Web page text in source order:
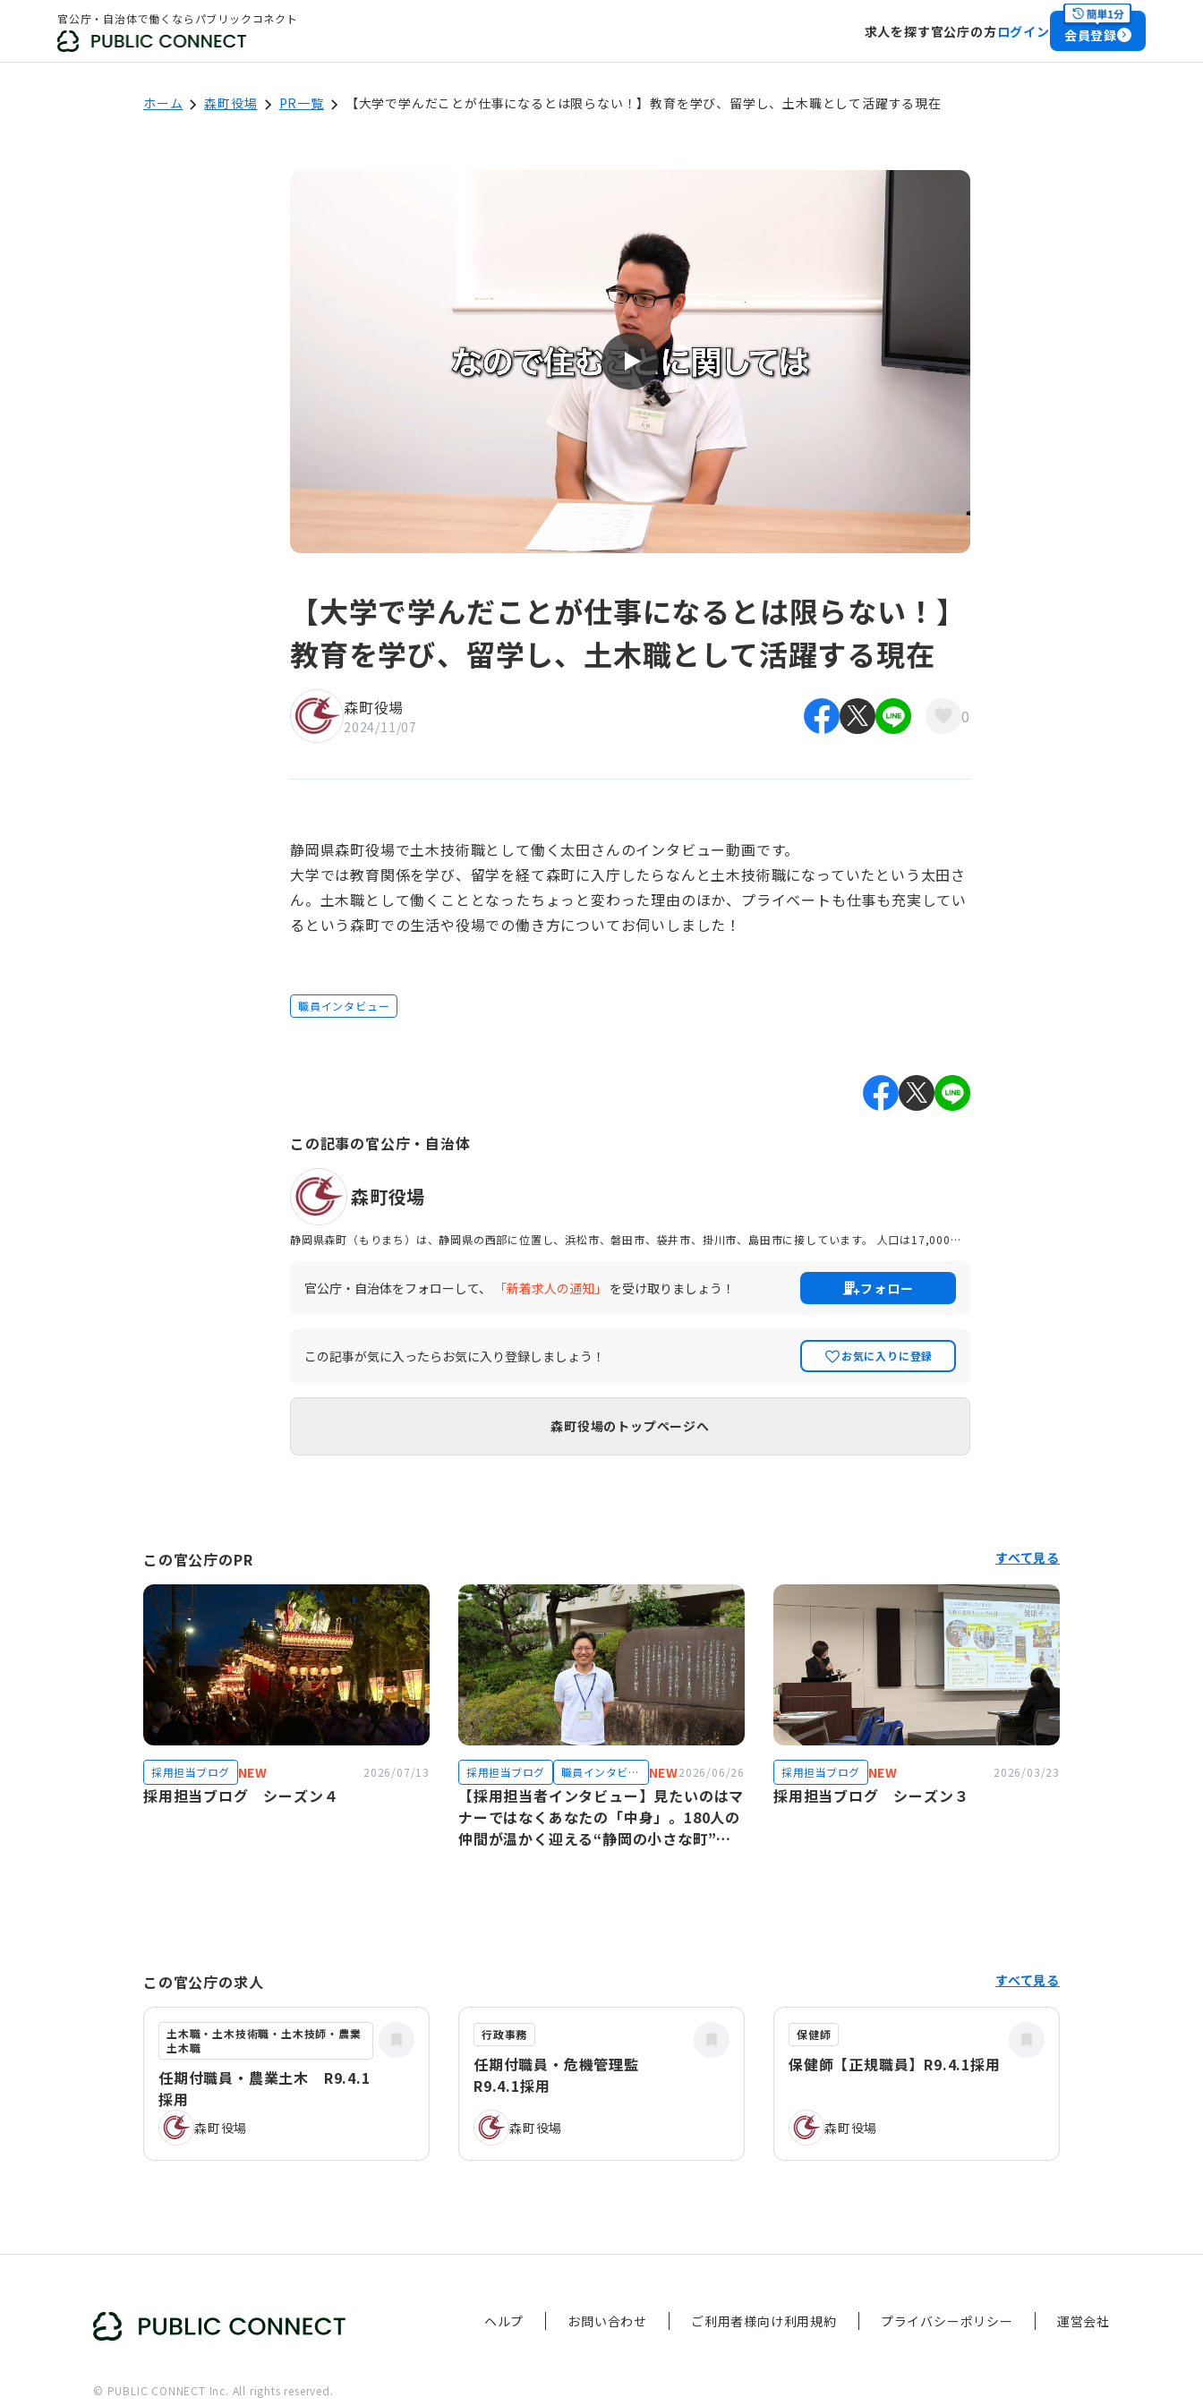
官公庁・自治体で働くならパブリックコネクト
求人を探す官公庁の方ログイン 会員登録
ホーム 森町役場 PR一覧 【大学で学んだことが仕事になるとは限らない！】教育を学び、留学し、土木職として活躍する現在
【大学で学んだことが仕事になるとは限らない！】
教育を学び、留学し、土木職として活躍する現在
森町役場
2024/11/07 0
静岡県森町役場で土木技術職として働く太田さんのインタビュー動画です。
大学では教育関係を学び、留学を経て森町に入庁したらなんと土木技術職になっていたという太田さ
ん。土木職として働くこととなったちょっと変わった理由のほか、プライベートも仕事も充実してい
るという森町での生活や役場での働き方についてお伺いしました！
職員インタビュー
この記事の官公庁・自治体
森町役場
静岡県森町（もりまち）は、静岡県の西部に位置し、浜松市、磐田市、袋井市、掛川市、島田市に接しています。 人口は17,000人
ービス、町営バス）が通っています。
官公庁・自治体をフォローして、 「新着求人の通知」 を受け取りましょう！ フォロー
この記事が気に入ったらお気に入り登録しましょう！ お気に入りに登録
森町役場のトップページへ
この官公庁のPR すべて見る
採用担当ブログ シーズン４
採用担当ブログ NEW 2026/07/13
【採用担当者インタビュー】見たいのはマ
ナーではなくあなたの「中身」。180人の
仲間が温かく迎える“静岡の小さな町”の
採用担当ブログ
職員インタビュ
ー
NEW2026/06/26
採用担当ブログ シーズン３
採用担当ブログ NEW 2026/03/23
この官公庁の求人 すべて見る
土木職・土木技術職・土木技師・農業
土木職
任期付職員・農業土木 R9.4.1
採用
森町役場
行政事務
任期付職員・危機管理監
R9.4.1採用
森町役場
保健師
保健師【正規職員】R9.4.1採用
森町役場
ヘルプ お問い合わせ ご利用者様向け利用規約 プライバシーポリシー 運営会社
© PUBLIC CONNECT Inc. All rights reserved.